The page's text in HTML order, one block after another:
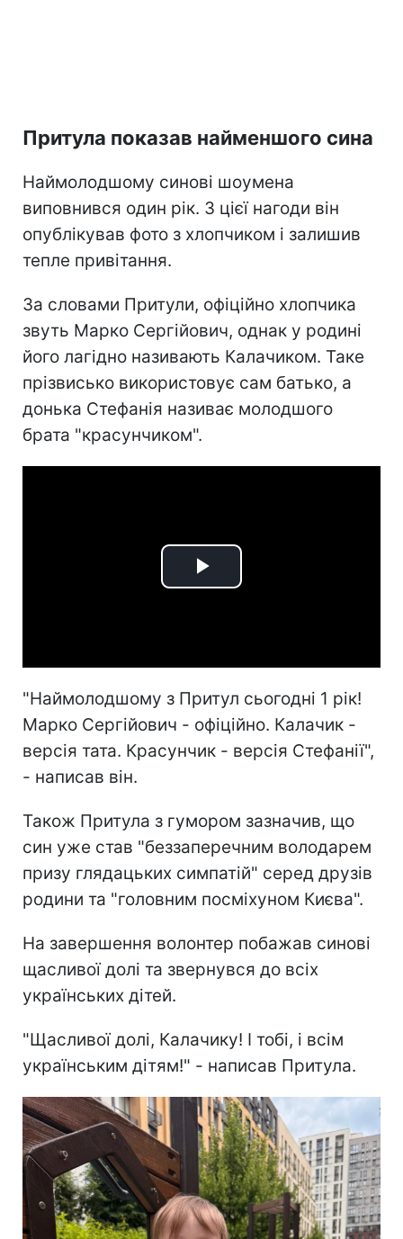
Притула показав найменшого сина
Наймолодшому синові шоумена
виповнився один рік. З цієї нагоди він
опублікував фото з хлопчиком і залишив
тепле привітання.
За словами Притули, офіційно хлопчика
звуть Марко Сергійович, однак у родині
його лагідно називають Калачиком. Таке
прізвисько використовує сам батько, а
донька Стефанія називає молодшого
брата "красунчиком".
Play
"Наймолодшому з Притул сьогодні 1 рік!
Марко Сергійович - офіційно. Калачик -
версія тата. Красунчик - версія Стефанії",
- написав він.
Також Притула з гумором зазначив, що
син уже став "беззаперечним володарем
призу глядацьких симпатій" серед друзів
родини та "головним посміхуном Києва".
На завершення волонтер побажав синові
щасливої долі та звернувся до всіх
українських дітей.
"Щасливої долі, Калачику! І тобі, і всім
українським дітям!" - написав Притула.